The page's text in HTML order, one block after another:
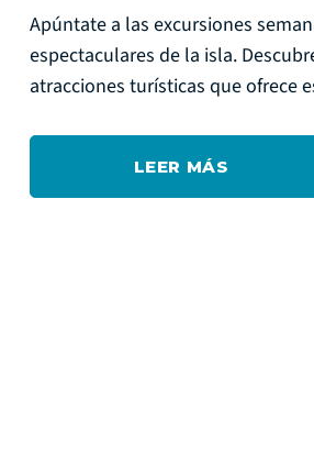
Apúntate a las excursiones
espectaculares de la isla.
atracciones turísticas que ofrece
LEER MÁS